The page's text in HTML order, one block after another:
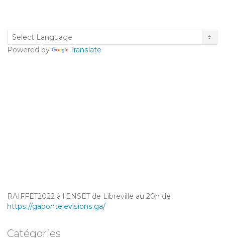
Powered by Translate
RAIFFET2022 à l'ENSET de Libreville au 20h de
https://gabontelevisions.ga/
Catégories